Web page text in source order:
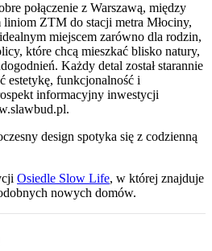
połączenie z Warszawą, między
ZTM do stacji metra Młociny,
miejscem zarówno dla rodzin,
które chcą mieszkać blisko natury,
Każdy detal został starannie
estetykę, funkcjonalność i
informacyjny inwestycji
design spotyka się z codzienną
Osiedle Slow Life, w której znajduje
nowych domów.